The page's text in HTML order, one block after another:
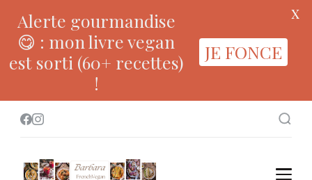
Alerte gourmandise
😋 : mon livre vegan
est sorti (60+ recettes)
!
JE FONCE
X